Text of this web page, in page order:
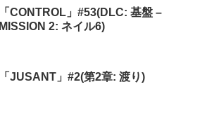
「CONTROL」#53(DLC: 基盤 –
MISSION 2: ネイル6)
「JUSANT」#2(第2章: 渡り)